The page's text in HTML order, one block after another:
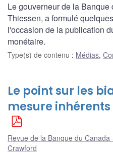
Le gouverneur de la Banque
Thiessen, a formulé
l'occasion de la publication
monétaire.
Type(s) de contenu : Médias,
Le point sur les
mesure
Revue de la Banque du Canada
Crawford